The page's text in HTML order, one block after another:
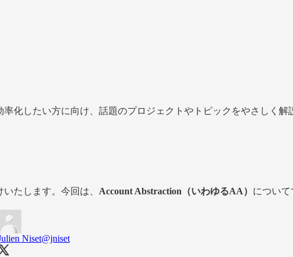
化したい方に向け、話題のプロジェクトやトピックをやさしく
たします。今回は、 Account Abstraction（いわゆるAA） につい
Niset@jniset